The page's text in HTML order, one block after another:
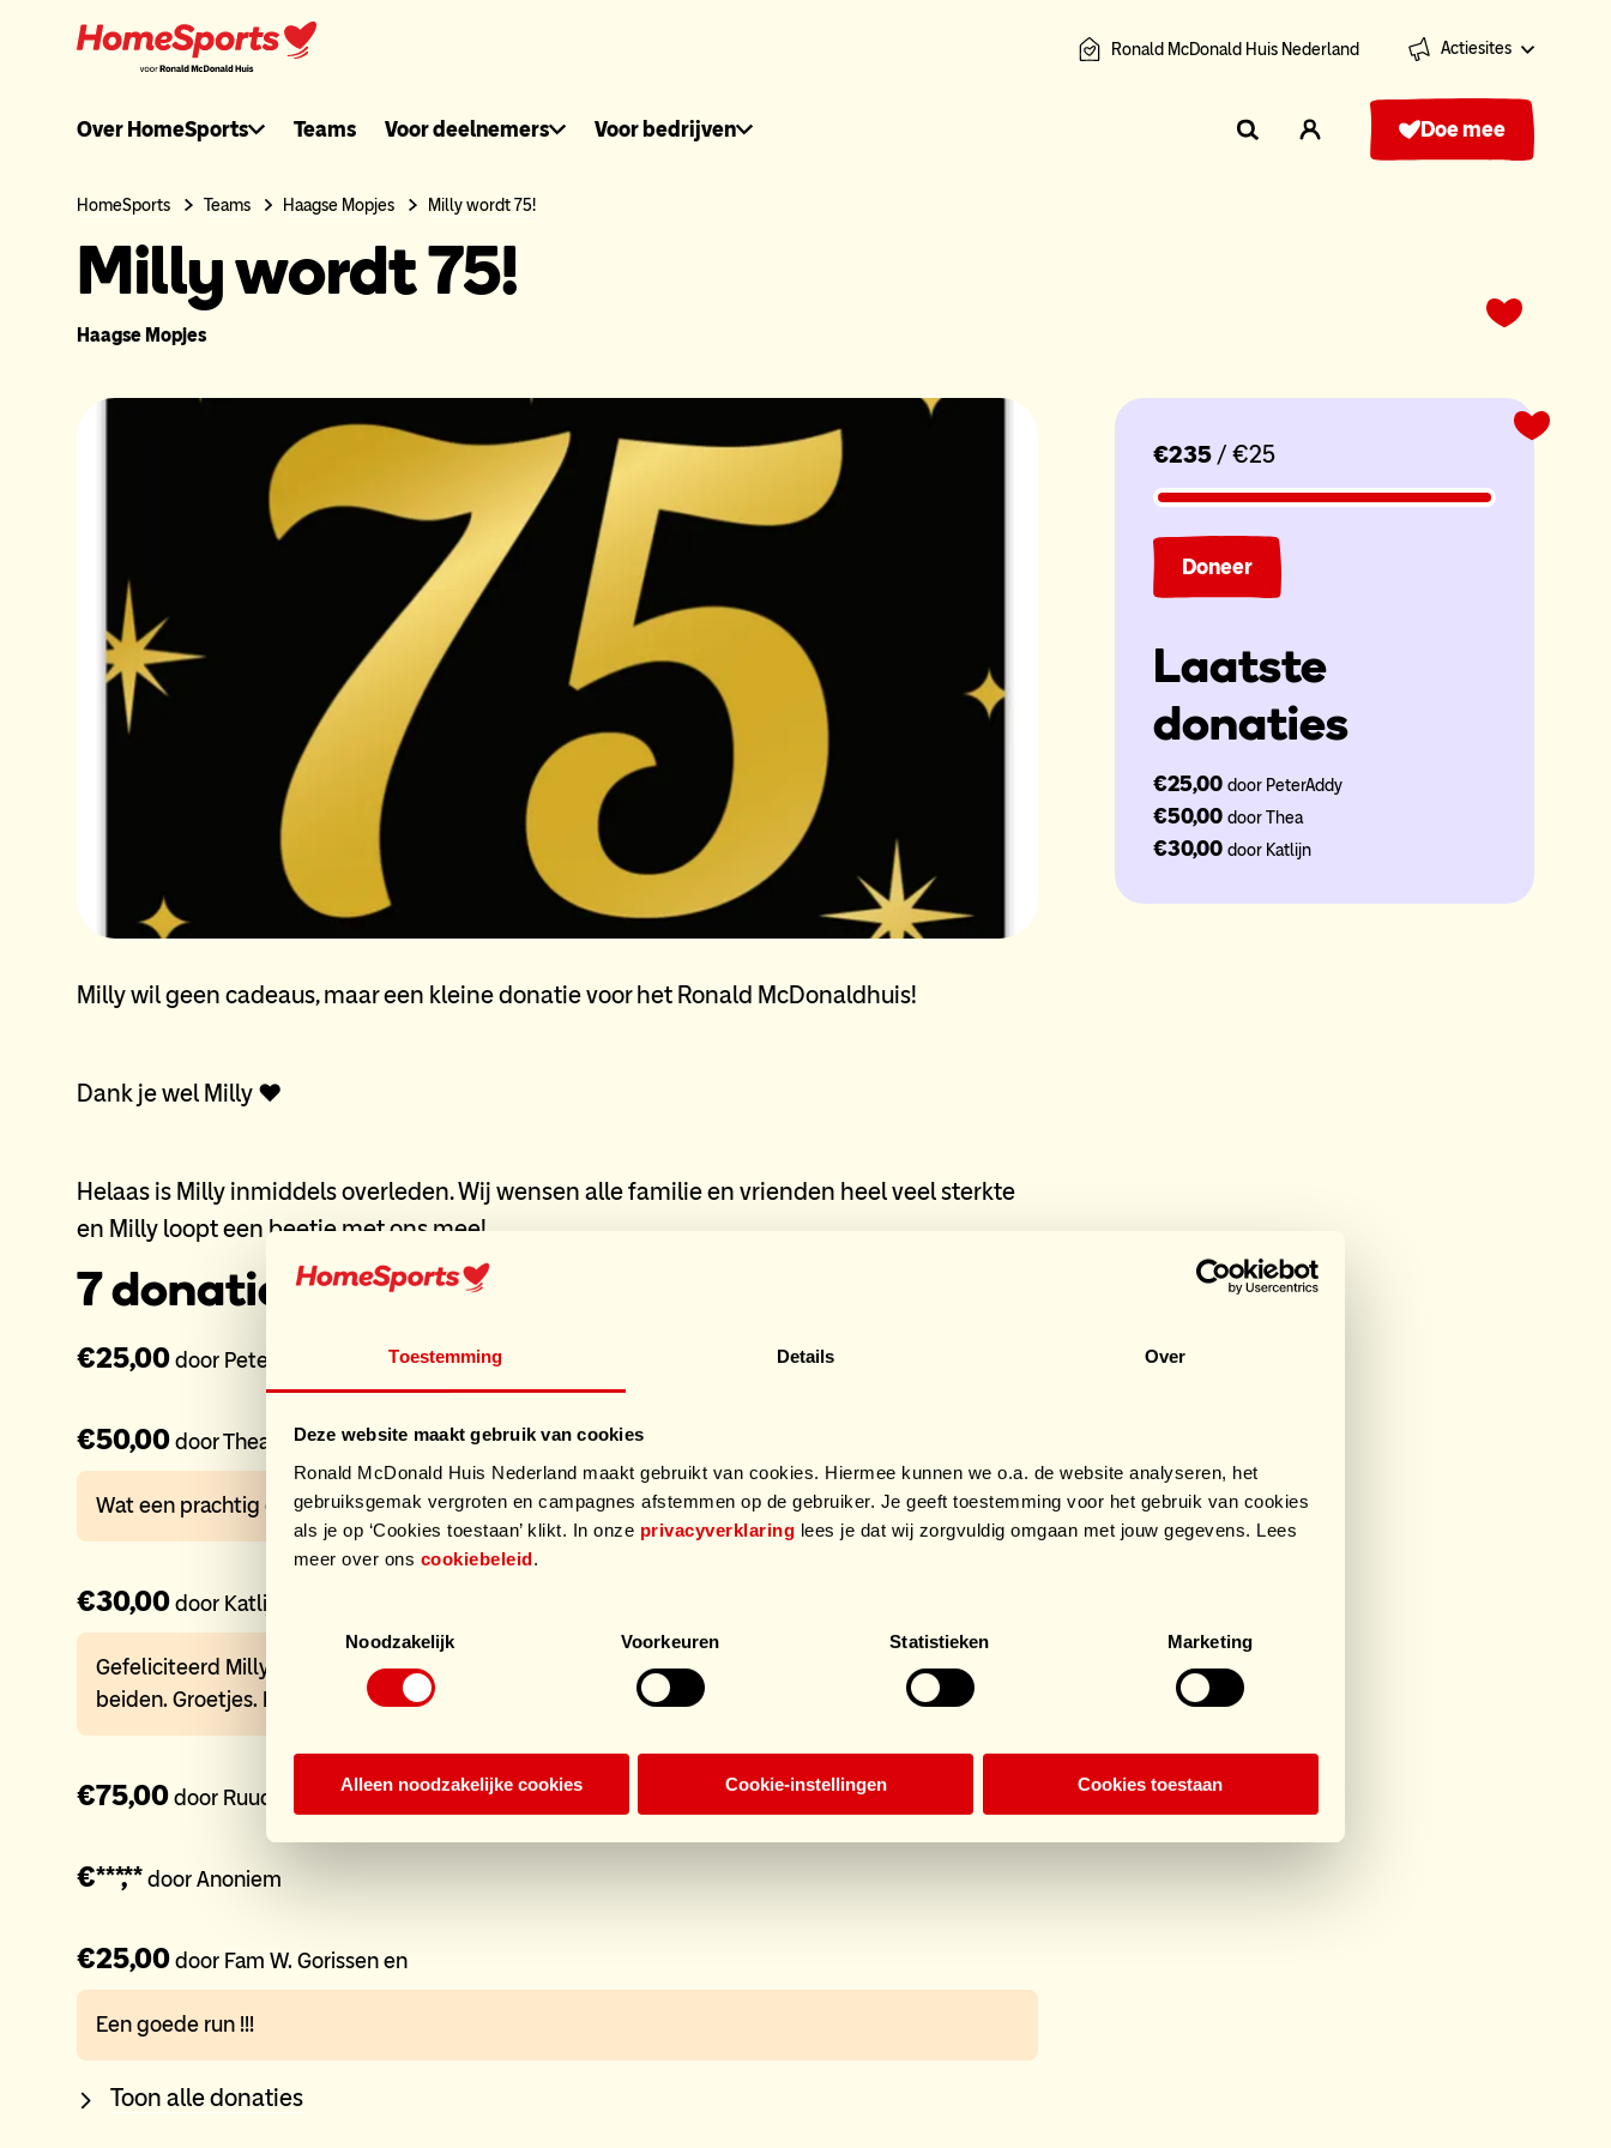
Toestemming Details Over
Deze website maakt gebruik van cookies
Ronald McDonald Huis Nederland maakt gebruikt van cookies. Hiermee kunnen we o.a. de website analyseren, het
gebruiksgemak vergroten en campagnes afstemmen op de gebruiker. Je geeft toestemming voor het gebruik van cookies
als je op ‘Cookies toestaan’ klikt. In onze privacyverklaring lees je dat wij zorgvuldig omgaan met jouw gegevens. Lees
meer over ons cookiebeleid.
Toestemmingsselectie
Noodzakelijk
Voorkeuren Statistieken Marketing
Alleen noodzakelijke cookies Cookie-instellingen Cookies toestaan
Ronald McDonald Huis Nederland Actiesites
Ronaldmcdonaldhuis.nl
header
menu
Over HomeSports Teams Voor deelnemers Voor bedrijven Doe mee
HomeSports Teams Haagse Mopjes Milly wordt 75!
Milly wordt 75!
Haagse Mopjes
Milly wil geen cadeaus, maar een kleine donatie voor het Ronald McDonaldhuis!
Dank je wel Milly ❤️
Helaas is Milly inmiddels overleden. Wij wensen alle familie en vrienden heel veel sterkte
en Milly loopt een beetje met ons mee!
7 donaties
€25,00door PeterAddy
€50,00door Thea
Wat een prachtig doel!
€30,00door Katlijn
Gefeliciteerd Milly met deze mijlpaal. Fijne dag en veel geluk. Een heel goed jaar voor jullie
beiden. Groetjes. Katlijn
€75,00door Ruud
€***,**door Anoniem
€25,00door Fam W. Gorissen en
Een goede run !!!
Toon alle donaties
€235 / €25
Doneer
Laatste
donaties
€25,00 door PeterAddy
€50,00 door Thea
€30,00 door Katlijn